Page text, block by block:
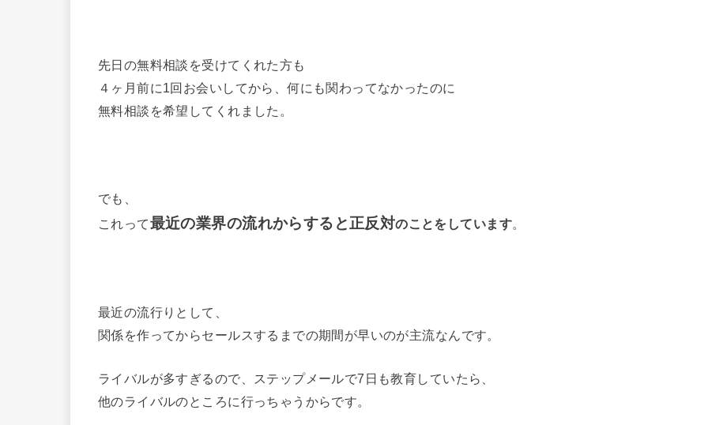
先日の無料相談を受けてくれた方も
４ヶ月前に1回お会いしてから、何にも関わってなかったのに
無料相談を希望してくれました。
でも、
これって最近の業界の流れからすると正反対のことをしています。
最近の流行りとして、
関係を作ってからセールスするまでの期間が早いのが主流なんです。
ライバルが多すぎるので、ステップメールで7日も教育していたら、
他のライバルのところに行っちゃうからです。